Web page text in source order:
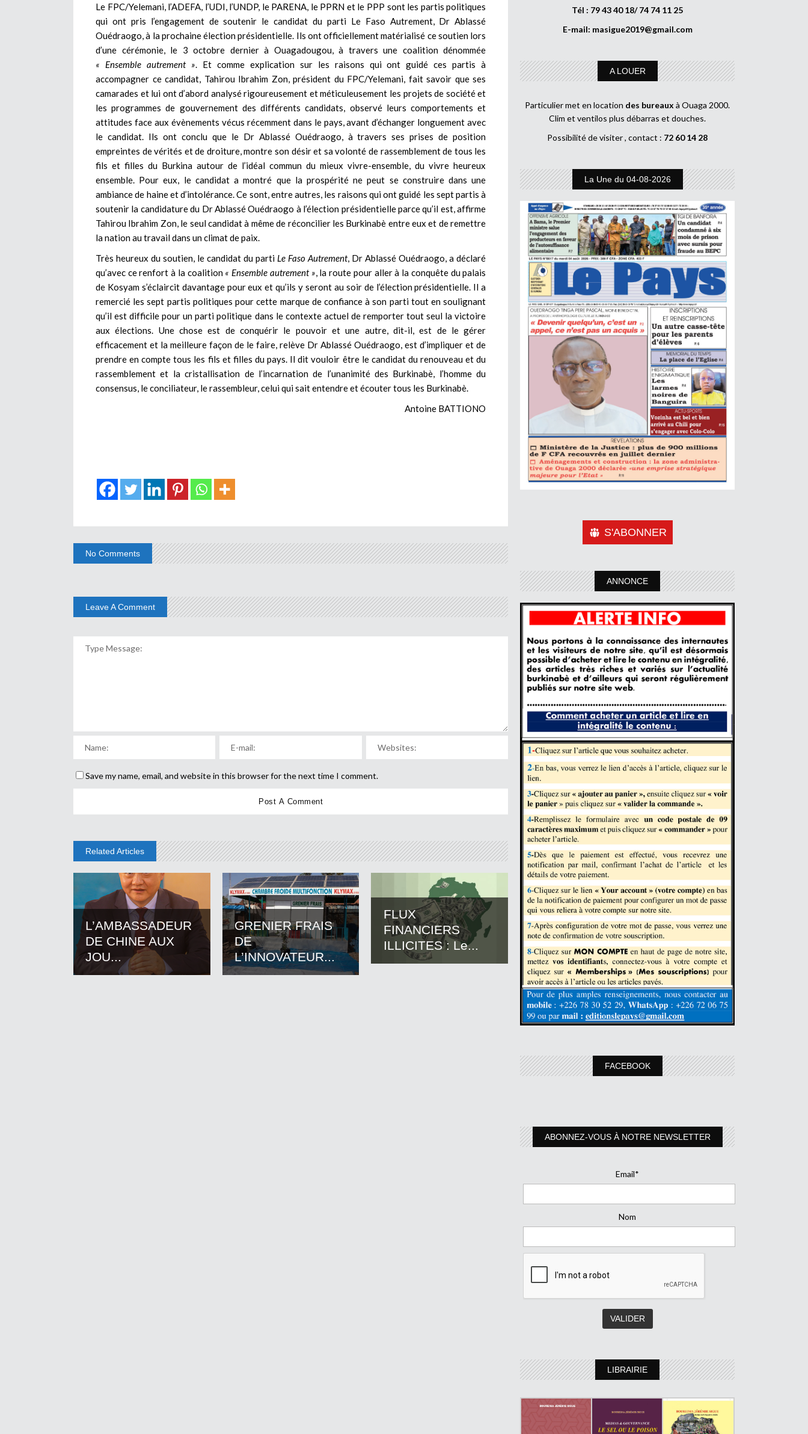
Le FPC/Yelemani, l’ADEFA, l’UDI, l’UNDP, le PARENA, le PPRN et le PPP sont les partis politiques
qui ont pris l’engagement de soutenir le candidat du parti Le Faso Autrement, Dr Ablassé
Ouédraogo, à la prochaine élection présidentielle. Ils ont officiellement matérialisé ce soutien lors
d’une cérémonie, le 3 octobre dernier à Ouagadougou, à travers une coalition dénommée
« Ensemble autrement » . Et comme explication sur les raisons qui ont guidé ces partis à
accompagner ce candidat, Tahirou Ibrahim Zon, président du FPC/Yelemani, fait savoir que ses
camarades et lui ont d’abord analysé rigoureusement et méticuleusement les projets de société et
les programmes de gouvernement des différents candidats, observé leurs comportements et
attitudes face aux évènements vécus récemment dans le pays, avant d’échanger longuement avec
le candidat. Ils ont conclu que le Dr Ablassé Ouédraogo, à travers ses prises de position
empreintes de vérités et de droiture, montre son désir et sa volonté de rassemblement de tous les
fils et filles du Burkina autour de l’idéal commun du mieux vivre-ensemble, du vivre heureux
ensemble. Pour eux, le candidat a montré que la prospérité ne peut se construire dans une
ambiance de haine et d’intolérance. Ce sont, entre autres, les raisons qui ont guidé les sept partis à
soutenir la candidature du Dr Ablassé Ouédraogo à l’élection présidentielle parce qu’il est, affirme
Tahirou Ibrahim Zon, le seul candidat à même de réconcilier les Burkinabè entre eux et de remettre
la nation au travail dans un climat de paix.
Très heureux du soutien, le candidat du parti Le Faso Autrement, Dr Ablassé Ouédraogo, a déclaré
qu’avec ce renfort à la coalition « Ensemble autrement » , la route pour aller à la conquête du palais
de Kosyam s’éclaircit davantage pour eux et qu’ils y seront au soir de l’élection présidentielle. Il a
remercié les sept partis politiques pour cette marque de confiance à son parti tout en soulignant
qu’il est difficile pour un parti politique dans le contexte actuel de remporter tout seul la victoire
aux élections. Une chose est de conquérir le pouvoir et une autre, dit-il, est de le gérer
efficacement et la meilleure façon de le faire, relève Dr Ablassé Ouédraogo, est d’impliquer et de
prendre en compte tous les fils et filles du pays. Il dit vouloir être le candidat du renouveau et du
rassemblement et la cristallisation de l’incarnation de l’unanimité des Burkinabè, l’homme du
consensus, le conciliateur, le rassembleur, celui qui sait entendre et écouter tous les Burkinabè.
Antoine BATTIONO
No Comments
Leave A Comment
Save my name, email, and website in this browser for the next time I comment.
Related Articles
L’AMBASSADEUR
DE CHINE AUX
JOU...
GRENIER FRAIS
DE
L’INNOVATEUR...
FLUX
FINANCIERS
ILLICITES : Le...
Tél : 79 43 40 18/ 74 74 11 25
E-mail: masigue2019@gmail.com
A LOUER
Particulier met en location des bureaux à Ouaga 2000.
Clim et ventilos plus débarras et douches.
Possibilité de visiter , contact : 72 60 14 28
La Une du 04-08-2026
S'ABONNER
ANNONCE
FACEBOOK
ABONNEZ-VOUS À NOTRE NEWSLETTER
Email*
Nom
LIBRAIRIE